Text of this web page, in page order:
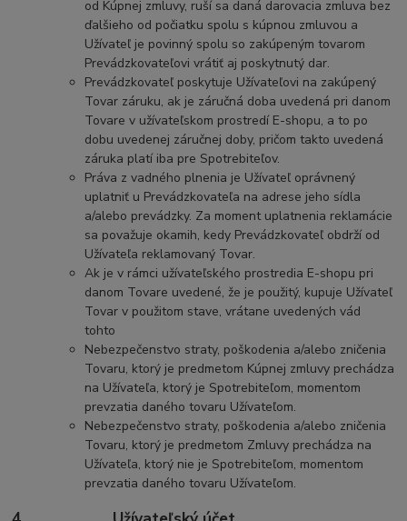
od Kúpnej zmluvy, ruší sa daná darovacia zmluva bez
ďalšieho od počiatku spolu s kúpnou zmluvou a
Užívateľ je povinný spolu so zakúpeným tovarom
Prevádzkovateľovi vrátiť aj poskytnutý dar.
Prevádzkovateľ poskytuje Užívateľovi na zakúpený
Tovar záruku, ak je záručná doba uvedená pri danom
Tovare v užívateľskom prostredí E-shopu, a to po
dobu uvedenej záručnej doby, pričom takto uvedená
záruka platí iba pre Spotrebiteľov.
Práva z vadného plnenia je Užívateľ oprávnený
uplatniť u Prevádzkovateľa na adrese jeho sídla
a/alebo prevádzky. Za moment uplatnenia reklamácie
sa považuje okamih, kedy Prevádzkovateľ obdrží od
Užívateľa reklamovaný Tovar.
Ak je v rámci užívateľského prostredia E-shopu pri
danom Tovare uvedené, že je použitý, kupuje Užívateľ
Tovar v použitom stave, vrátane uvedených vád
tohto
Nebezpečenstvo straty, poškodenia a/alebo zničenia
Tovaru, ktorý je predmetom Kúpnej zmluvy prechádza
na Užívateľa, ktorý je Spotrebiteľom, momentom
prevzatia daného tovaru Užívateľom.
Nebezpečenstvo straty, poškodenia a/alebo zničenia
Tovaru, ktorý je predmetom Zmluvy prechádza na
Užívateľa, ktorý nie je Spotrebiteľom, momentom
prevzatia daného tovaru Užívateľom.